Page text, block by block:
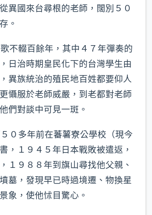
異國來台尋根的老師，闊別５０
。
不輟百餘年，其中４７年彈奏的
日治時期皇民化下的台灣學生由
異族統治的殖民地百姓都要仰人
懾服於老師威嚴，到老都對老師
們對談中可見一斑。
０多年前在蕃薯寮公學校（現今
，１９４５年日本戰敗被遣返，
１９８８年到旗山尋找他父親、
墓，發現早已時過境遷、物換星
象，使他怵目驚心。